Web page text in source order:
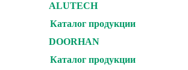
ALUTECH
Каталог продукции
DOORHAN
Каталог продукции